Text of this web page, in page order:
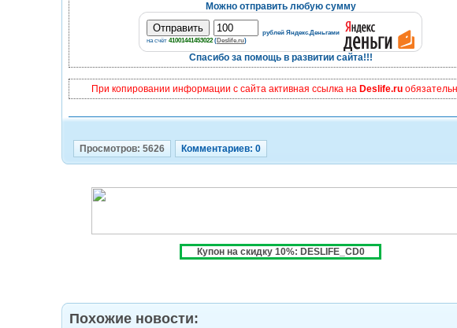
Можно отправить любую сумму
рублей Яндекс.Деньгами
на счёт 41001441453022 (Deslife.ru)
Спасибо за помощь в развитии сайта!!!
При копировании информации с сайта активная ссылка на Deslife.ru
Просмотров: 5626 Комментариев: 0
Купон на скидку 10%: DESLIFE_CD0
Похожие новости: